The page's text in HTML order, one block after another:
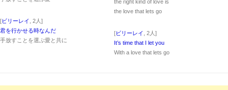
[ビリーレイ
, 2人]
君を行かせる時なんだ
手放すことを選ぶ愛と共に
the right kind of love is
the love that lets go
[ビリーレイ
, 2人]
It’s time that I let you
With a love that lets go